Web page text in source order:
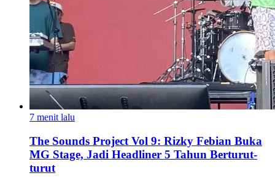
7 menit lalu
The Sounds Project Vol 9: Rizky Febian Buka
MG Stage, Jadi Headliner 5 Tahun Berturut-
turut